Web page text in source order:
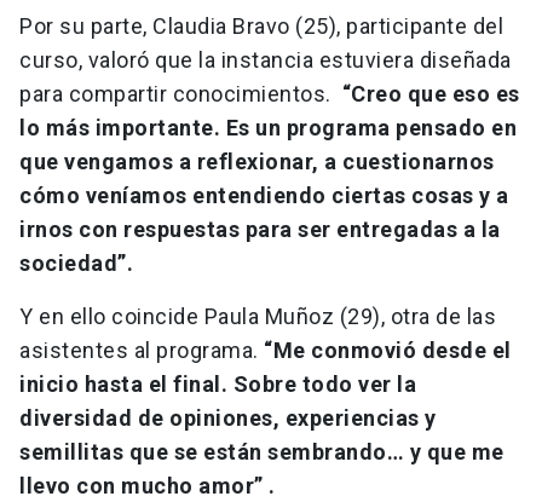
Por su parte, Claudia Bravo (25), participante del
curso, valoró que la instancia estuviera diseñada
para compartir conocimientos. “Creo que eso es
lo más importante. Es un programa pensado en
que vengamos a reflexionar, a cuestionarnos
cómo veníamos entendiendo ciertas cosas y a
irnos con respuestas para ser entregadas a la
sociedad”.
Y en ello coincide Paula Muñoz (29), otra de las
asistentes al programa. “Me conmovió desde el
inicio hasta el final. Sobre todo ver la
diversidad de opiniones, experiencias y
semillitas que se están sembrando… y que me
llevo con mucho amor” .